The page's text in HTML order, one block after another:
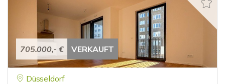
705.000,- € VERKAUFT
Düsseldorf